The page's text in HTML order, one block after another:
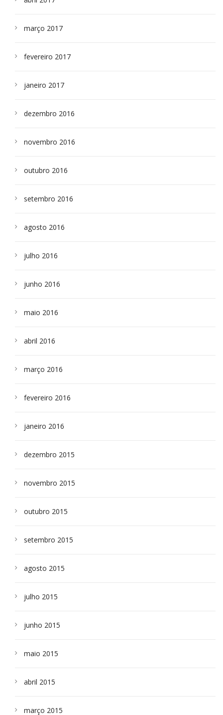
março 2017
fevereiro 2017
janeiro 2017
dezembro 2016
novembro 2016
outubro 2016
setembro 2016
agosto 2016
julho 2016
junho 2016
maio 2016
abril 2016
março 2016
fevereiro 2016
janeiro 2016
dezembro 2015
novembro 2015
outubro 2015
setembro 2015
agosto 2015
julho 2015
junho 2015
maio 2015
abril 2015
março 2015